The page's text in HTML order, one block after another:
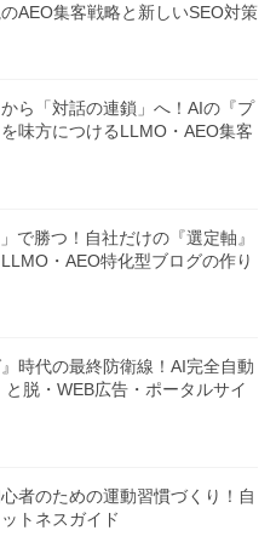
AEO集客戦略と新しいSEO対策
ら「対話の連鎖」へ！AIの『プ
味方につけるLLMO・AEO集客
で勝つ！自社だけの『選定軸』
・AEO特化型ブログの作り
』時代の最終防衛線！AI完全自動
脱・WEB広告・ポータルサイ
者のための運動習慣づくり！自
トネスガイド